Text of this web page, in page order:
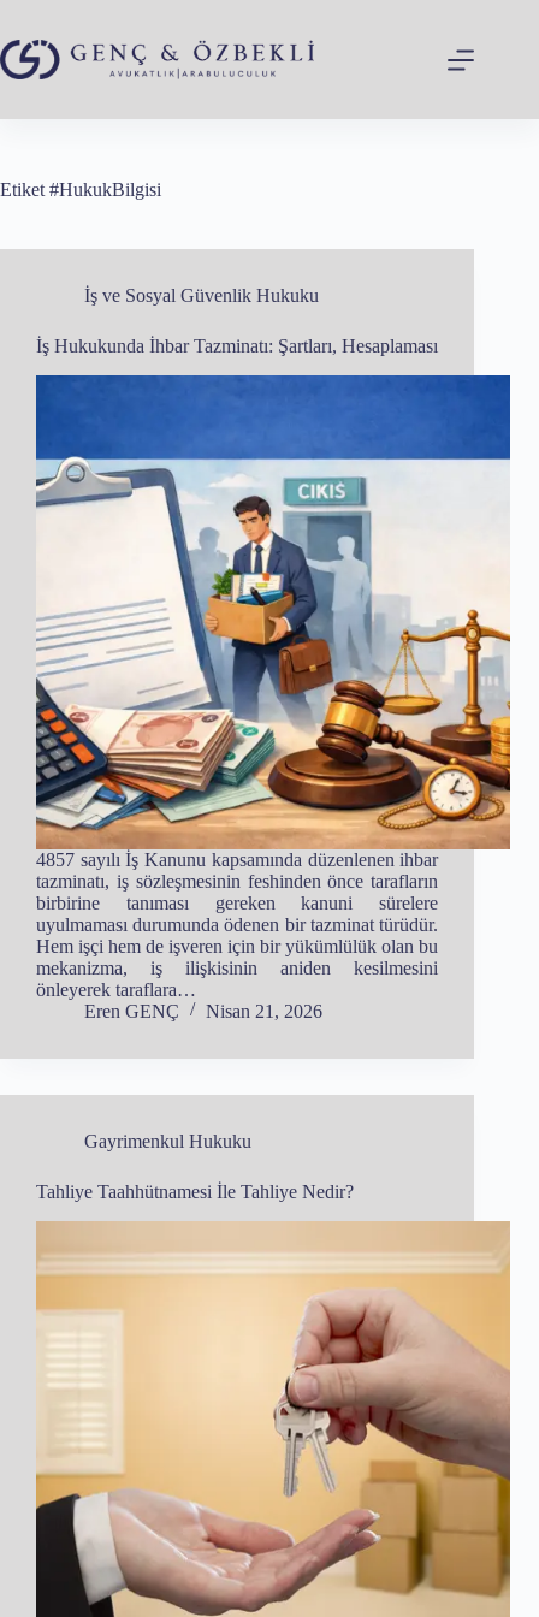
content
Etiket #HukukBilgisi
İş ve Sosyal Güvenlik Hukuku
İş Hukukunda İhbar Tazminatı: Şartları, Hesaplaması
4857 sayılı İş Kanunu kapsamında düzenlenen ihbar
tazminatı, iş sözleşmesinin feshinden önce tarafların
birbirine tanıması gereken kanuni sürelere
uyulmaması durumunda ödenen bir tazminat türüdür.
Hem işçi hem de işveren için bir yükümlülük olan bu
mekanizma, iş ilişkisinin aniden kesilmesini
önleyerek taraflara…
Eren GENÇ
Nisan 21, 2026
Gayrimenkul Hukuku
Tahliye Taahhütnamesi İle Tahliye Nedir?